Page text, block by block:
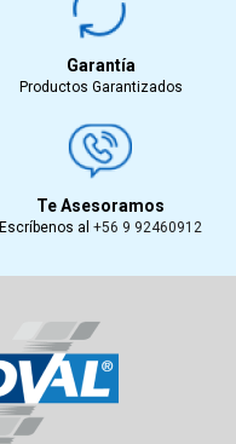
Garantía
Productos Garantizados
Te Asesoramos
Escríbenos al +56 9 92460912